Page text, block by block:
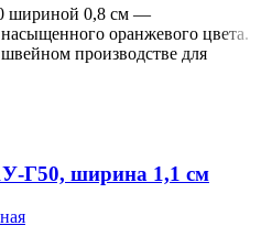
шириной 0,8 см —
насыщенного оранжевого цвета.
производстве для
Г50, ширина 1,1 см